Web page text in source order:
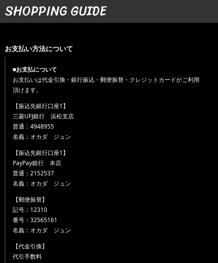
SHOPPING GUIDE
お支払い方法について
■お支払について
お支払いは代金引換・銀行振込・郵便振替・クレジットカードがご利用
頂けます。
【振込先銀行口座1】
三菱UFJ銀行 浜松支店
普通：4948955
名義：オカダ ジュン
【振込先銀行口座1】
PayPay銀行 本店
普通：2152537
名義：オカダ ジュン
【郵便振替】
記号：12310
番号：32565161
名義：オカダ ジュン
【代金引換】
代引手数料